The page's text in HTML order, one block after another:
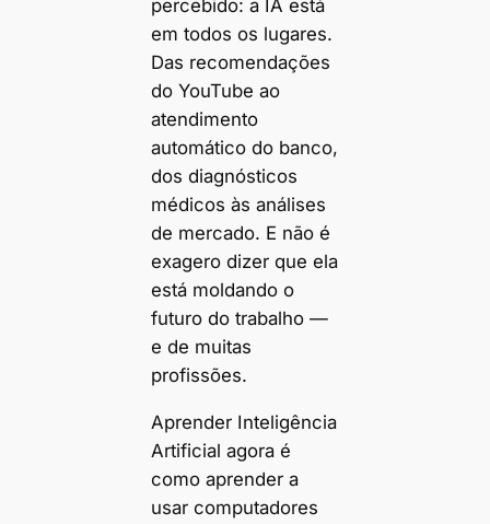
percebido: a IA está
em todos os lugares.
Das recomendações
do YouTube ao
atendimento
automático do banco,
dos diagnósticos
médicos às análises
de mercado. E não é
exagero dizer que ela
está moldando o
futuro do trabalho —
e de muitas
profissões.
Aprender Inteligência
Artificial agora é
como aprender a
usar computadores